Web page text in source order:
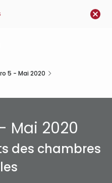
5 - Mai 2020
Mai 2020
des chambres